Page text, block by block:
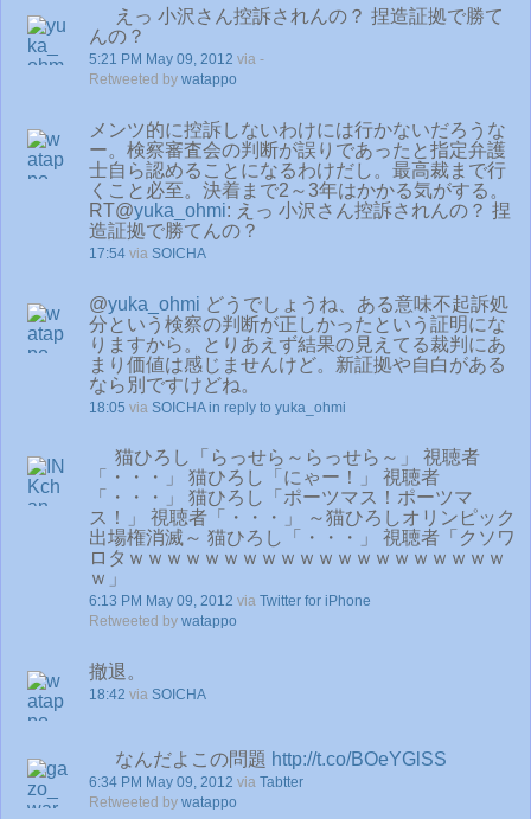
えっ 小沢さん控訴されんの？ 捏造証拠で勝て
んの？
5:21 PM May 09, 2012 via -
Retweeted by watappo
メンツ的に控訴しないわけには行かないだろうな
ー。検察審査会の判断が誤りであったと指定弁護
士自ら認めることになるわけだし。最高裁まで行
くこと必至。決着まで2～3年はかかる気がする。
RT@yuka_ohmi: えっ 小沢さん控訴されんの？ 捏
造証拠で勝てんの？
17:54 via SOICHA
@yuka_ohmi どうでしょうね、ある意味不起訴処
分という検察の判断が正しかったという証明にな
りますから。とりあえず結果の見えてる裁判にあ
まり価値は感じませんけど。新証拠や自白がある
なら別ですけどね。
18:05 via SOICHA in reply to yuka_ohmi
猫ひろし「らっせら～らっせら～」 視聴者
「・・・」 猫ひろし「にゃー！」 視聴者
「・・・」 猫ひろし「ポーツマス！ポーツマ
ス！」 視聴者「・・・」 ～猫ひろしオリンピック
出場権消滅～ 猫ひろし「・・・」 視聴者「クソワ
ロタｗｗｗｗｗｗｗｗｗｗｗｗｗｗｗｗｗｗｗｗ
ｗ」
6:13 PM May 09, 2012 via Twitter for iPhone
Retweeted by watappo
撤退。
18:42 via SOICHA
なんだよこの問題 http://t.co/BOeYGlSS
6:34 PM May 09, 2012 via Tabtter
Retweeted by watappo